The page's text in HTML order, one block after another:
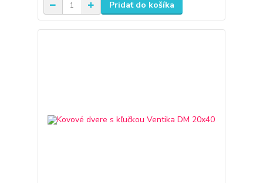
Pridať do košíka